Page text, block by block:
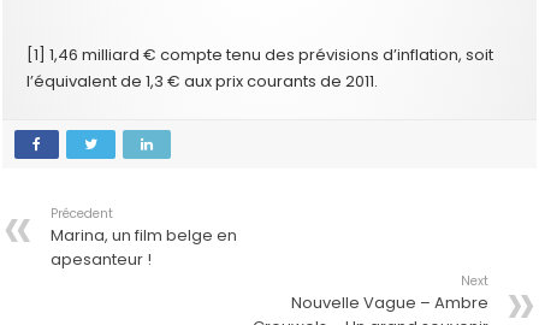
[1] 1,46 milliard € compte tenu des prévisions d’inflation, soit
l’équivalent de 1,3 € aux prix courants de 2011.
Précedent
Marina, un film belge en
apesanteur !
Next
Nouvelle Vague – Ambre